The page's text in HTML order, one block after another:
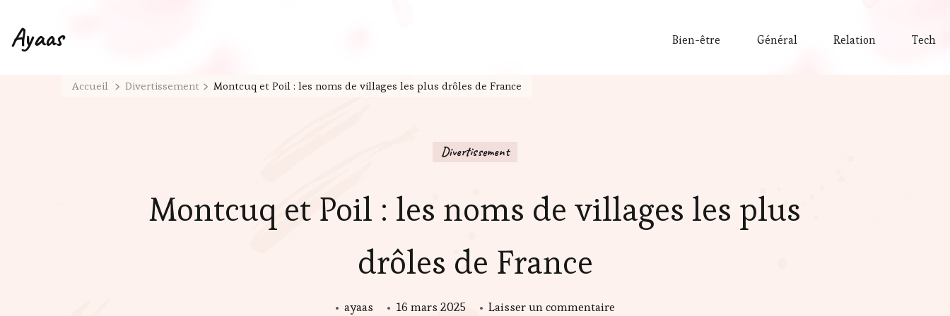
Bien-être Général Relation Tech
Ayaas
Accueil Divertissement Montcuq et Poil : les noms de villages les plus drôles de France
Divertissement
Montcuq et Poil : les noms de villages les plus
drôles de France
ayaas 16 mars 2025 Laisser un commentairesur